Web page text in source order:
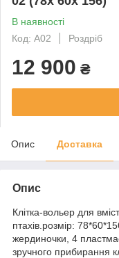
В наявності
Код: А02
Роздріб
12 900 ₴
Опис Доставка
Опис
Клітка-вольер для
птахів.розмір:
жердиночки, 4
зручного прибирання